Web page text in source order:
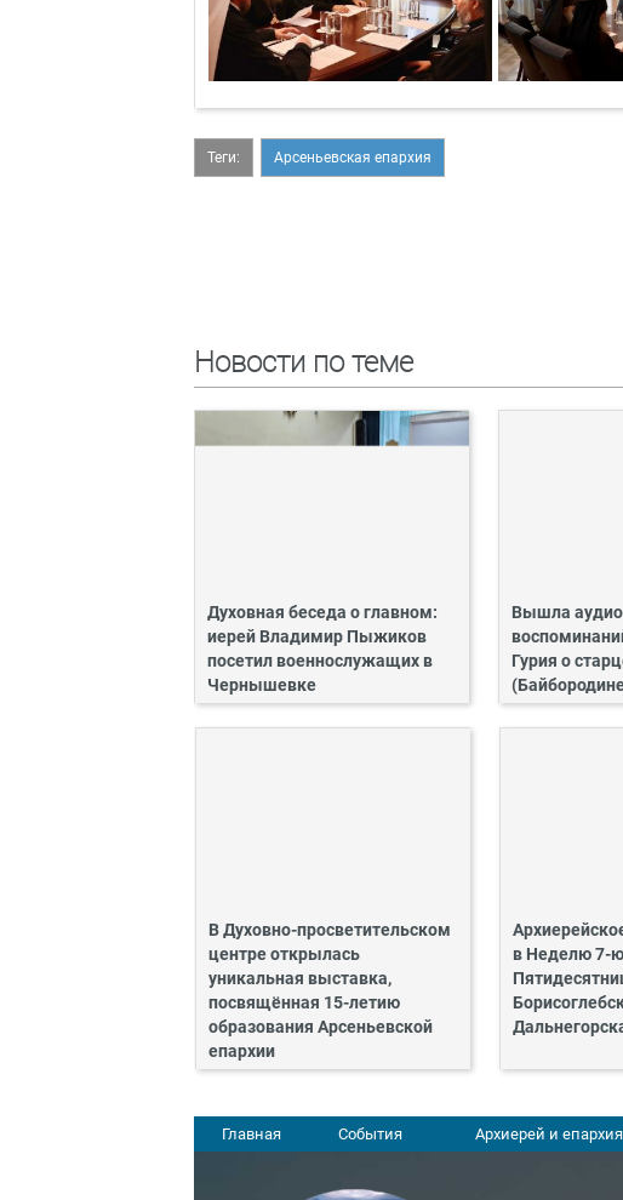
Теги: Арсеньевская епархия
Новости по теме
Духовная беседа о главном:
иерей Владимир Пыжиков
посетил военнослужащих в
Чернышевке
Вышла
Гурия о
В Духовно-просветительском
центре открылась
уникальная выставка,
посвящённая 15-летию
образования Арсеньевской
епархии
в Неделю 7-
Главная События Архиерей и епархия